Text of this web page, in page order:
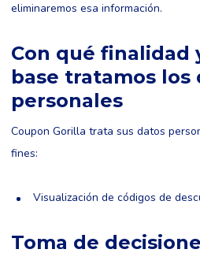
eliminaremos esa información.
Con qué finalidad
base tratamos los
personales
Coupon Gorilla trata sus datos
fines:
Visualización de códigos de
Toma de